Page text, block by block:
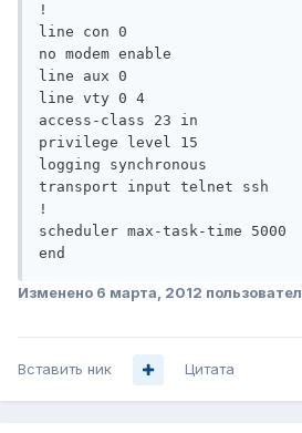
!
line con 0
no modem enable
line aux 0
line vty 0 4
access-class 23 in
privilege level 15
logging synchronous
transport input telnet ssh
!
scheduler max-task-time 5000
end
Изменено 6 марта, 2012
Вставить ник Цитата